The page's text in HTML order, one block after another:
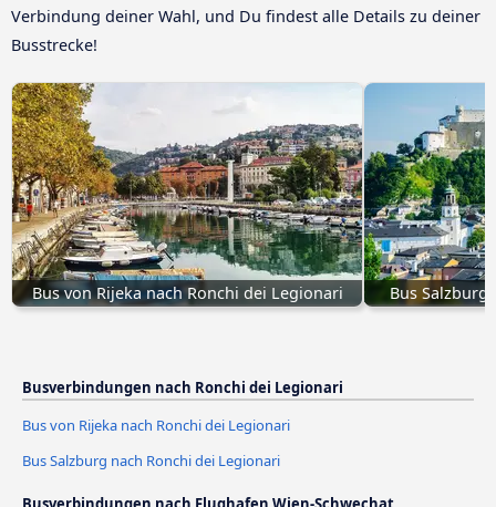
Verbindung deiner Wahl, und Du findest alle Details zu deiner
Busstrecke!
Bus von Rijeka nach Ronchi dei Legionari Bus
Busverbindungen nach Ronchi dei Legionari
Bus von Rijeka nach Ronchi dei Legionari
Bus Salzburg nach Ronchi dei Legionari